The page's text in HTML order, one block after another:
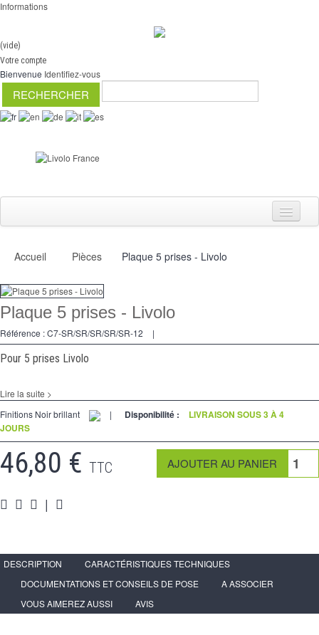
Informations
(vide)
Votre compte
Bienvenue Identifiez-vous
Interrupteurs
Variateurs
Va et Vients
Pièces
Supports
Accueil Pièces Plaque 5 prises - Livolo
Plaque 5 prises - Livolo
Référence :C7-SR/SR/SR/SR/SR-12 |
Pour 5 prises Livolo
Lire la suite >
Finitions Noir brillant
| Disponibilité :
LIVRAISON SOUS 3 À 4
JOURS
46,80 € TTC
|
DESCRIPTION
CARACTÉRISTIQUES TECHNIQUES
DOCUMENTATIONS ET CONSEILS DE POSE
A ASSOCIER
VOUS AIMEREZ AUSSI
AVIS